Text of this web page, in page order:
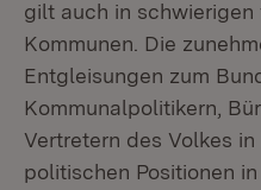
gilt auch in
Kommunen. Die
Entgleisungen zum
Kommunalpolitikern,
Vertretern des Volkes
politischen Positionen